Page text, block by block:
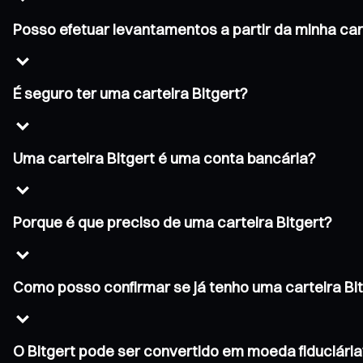
Posso efetuar levantamentos a partir da minha
É seguro ter uma carteira Bitgert?
Uma carteira Bitgert é uma conta bancária?
Porque é que preciso de uma carteira Bitgert?
Como posso confirmar se já tenho uma carteira
O Bitgert pode ser convertido em moeda